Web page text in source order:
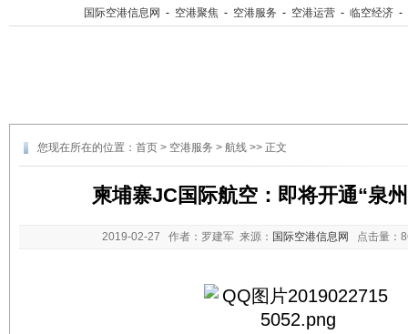
国际空港信息网 - 空港聚焦 - 空港服务 - 空港运营 - 临空经济 -
您现在所在的位置： 首页 > 空港服务 > 航线 >> 正文
柬埔寨JC国际航空：即将开通“泉
2019-02-27 作者：罗建军 来源： 国际空港信息网 点击量：